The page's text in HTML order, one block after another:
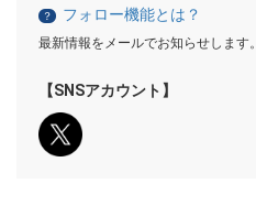
？ フォロー機能とは？
最新情報をメールでお知らせします。
【SNSアカウント】